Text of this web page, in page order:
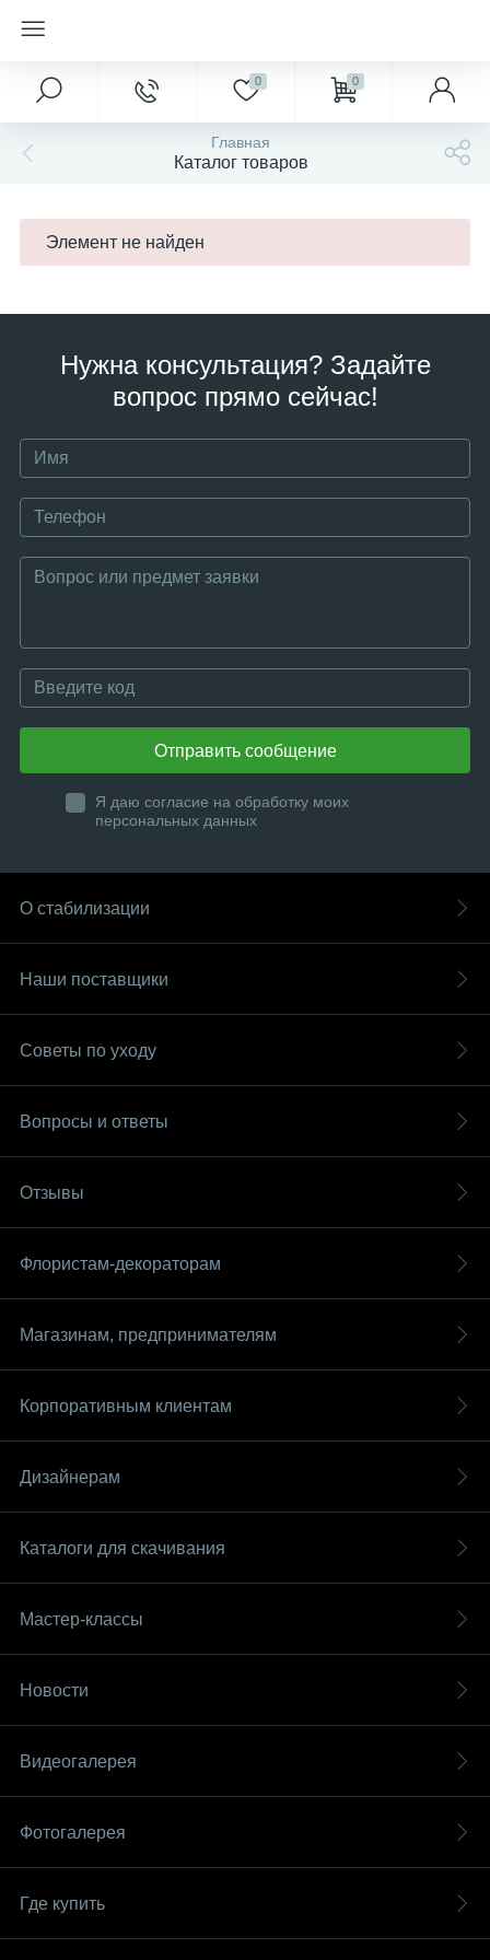
0 0
Главная
Каталог товаров
Элемент не найден
Нужна консультация? Задайте
вопрос прямо сейчас!
Отправить сообщение
Я даю согласие на обработку моих
персональных данных
О стабилизации
Наши поставщики
Советы по уходу
Вопросы и ответы
Отзывы
Флористам-декораторам
Магазинам, предпринимателям
Корпоративным клиентам
Дизайнерам
Каталоги для скачивания
Мастер-классы
Новости
Видеогалерея
Фотогалерея
Где купить